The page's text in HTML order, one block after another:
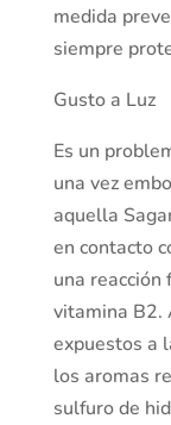
medida
siempre
Gusto a Luz
Es un
una vez
aquella
en contacto
una
vitamina B2.
expuestos a
los aromas
sulfuro de